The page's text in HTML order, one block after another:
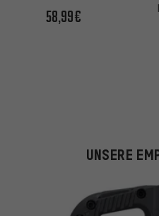
58,99€
UNSERE